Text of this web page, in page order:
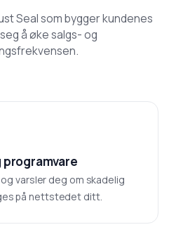
Seal som bygger kundenes
å øke salgs- og
programvare
varsler deg om skadelig
på nettstedet ditt.